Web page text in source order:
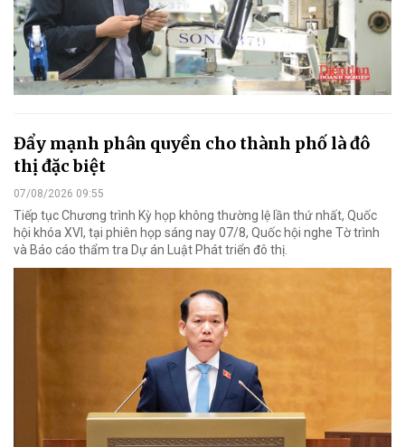
Đẩy mạnh phân quyền cho thành phố là đô
thị đặc biệt
07/08/2026 09:55
Tiếp tục Chương trình Kỳ họp không thường lệ lần thứ nhất, Quốc
hội khóa XVI, tại phiên họp sáng nay 07/8, Quốc hội nghe Tờ trình
và Báo cáo thẩm tra Dự án Luật Phát triển đô thị.